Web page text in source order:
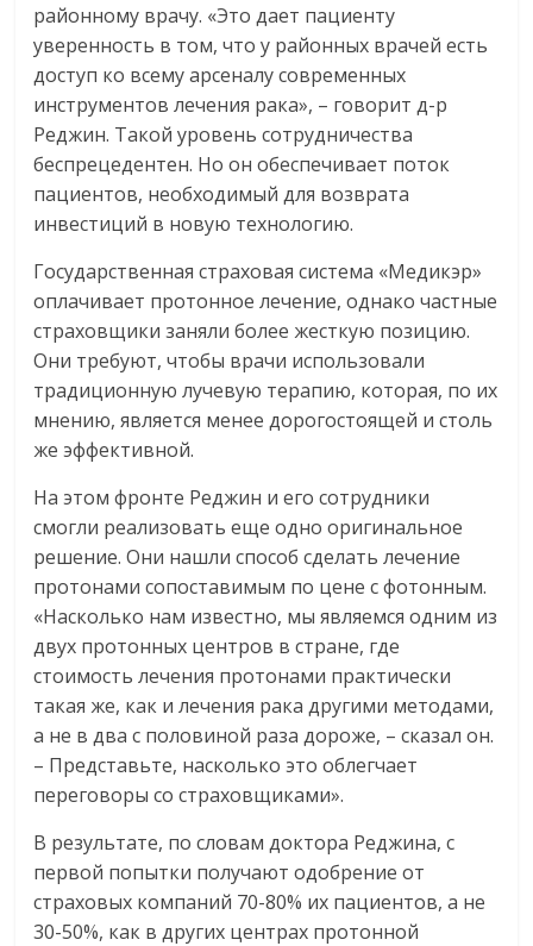
районному врачу. «Это дает пациенту
уверенность в том, что у районных врачей есть
доступ ко всему арсеналу современных
инструментов лечения рака», – говорит д-р
Реджин. Такой уровень сотрудничества
беспрецедентен. Но он обеспечивает поток
пациентов, необходимый для возврата
инвестиций в новую технологию.
Государственная страховая система «Медикэр»
оплачивает протонное лечение, однако частные
страховщики заняли более жесткую позицию.
Они требуют, чтобы врачи использовали
традиционную лучевую терапию, которая, по их
мнению, является менее дорогостоящей и столь
же эффективной.
На этом фронте Реджин и его сотрудники
смогли реализовать еще одно оригинальное
решение. Они нашли способ сделать лечение
протонами сопоставимым по цене с фотонным.
«Насколько нам известно, мы являемся одним из
двух протонных центров в стране, где
стоимость лечения протонами практически
такая же, как и лечения рака другими методами,
а не в два с половиной раза дороже, – сказал он.
– Представьте, насколько это облегчает
переговоры со страховщиками».
В результате, по словам доктора Реджина, с
первой попытки получают одобрение от
страховых компаний 70-80% их пациентов, а не
30-50%, как в других центрах протонной